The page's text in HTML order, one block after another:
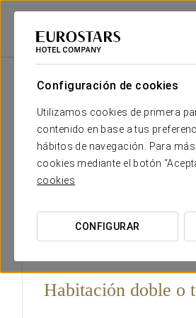
Configuración de cookies
Utilizamos cookies de primera
contenido en base a tus
hábitos de navegación. Para
cookies mediante el botón
cookies
CONFIGURAR
Eurostars Hotel Company
El confort y
Las 315 habitaciones del Exe
huéspedes. El establecimiento
con salón y una suite
Habitación doble o